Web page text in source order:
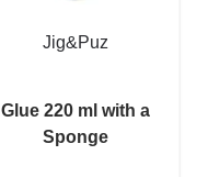
Jig&Puz
Glue 220 ml with a
Sponge